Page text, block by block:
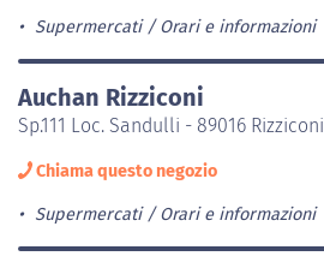
Supermercati Orari e informazioni
Auchan Rizziconi
Sp.111 Loc. Sandulli - 89016 Rizziconi
Chiama questo negozio
Supermercati Orari e informazioni